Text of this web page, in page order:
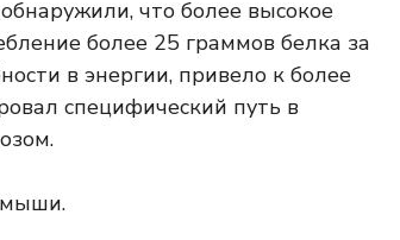
что более высокое
более 25 граммов белка за
в энергии, привело к более
специфический путь в
мыши.